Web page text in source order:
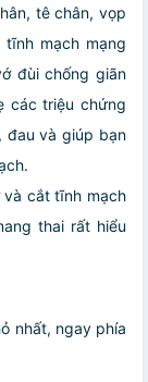
tê chân, vọp
mạch mạng
đùi chống giãn
các triệu chứng
đau và giúp bạn
và cắt tĩnh mạch
thai rất hiểu
nhất, ngay phía